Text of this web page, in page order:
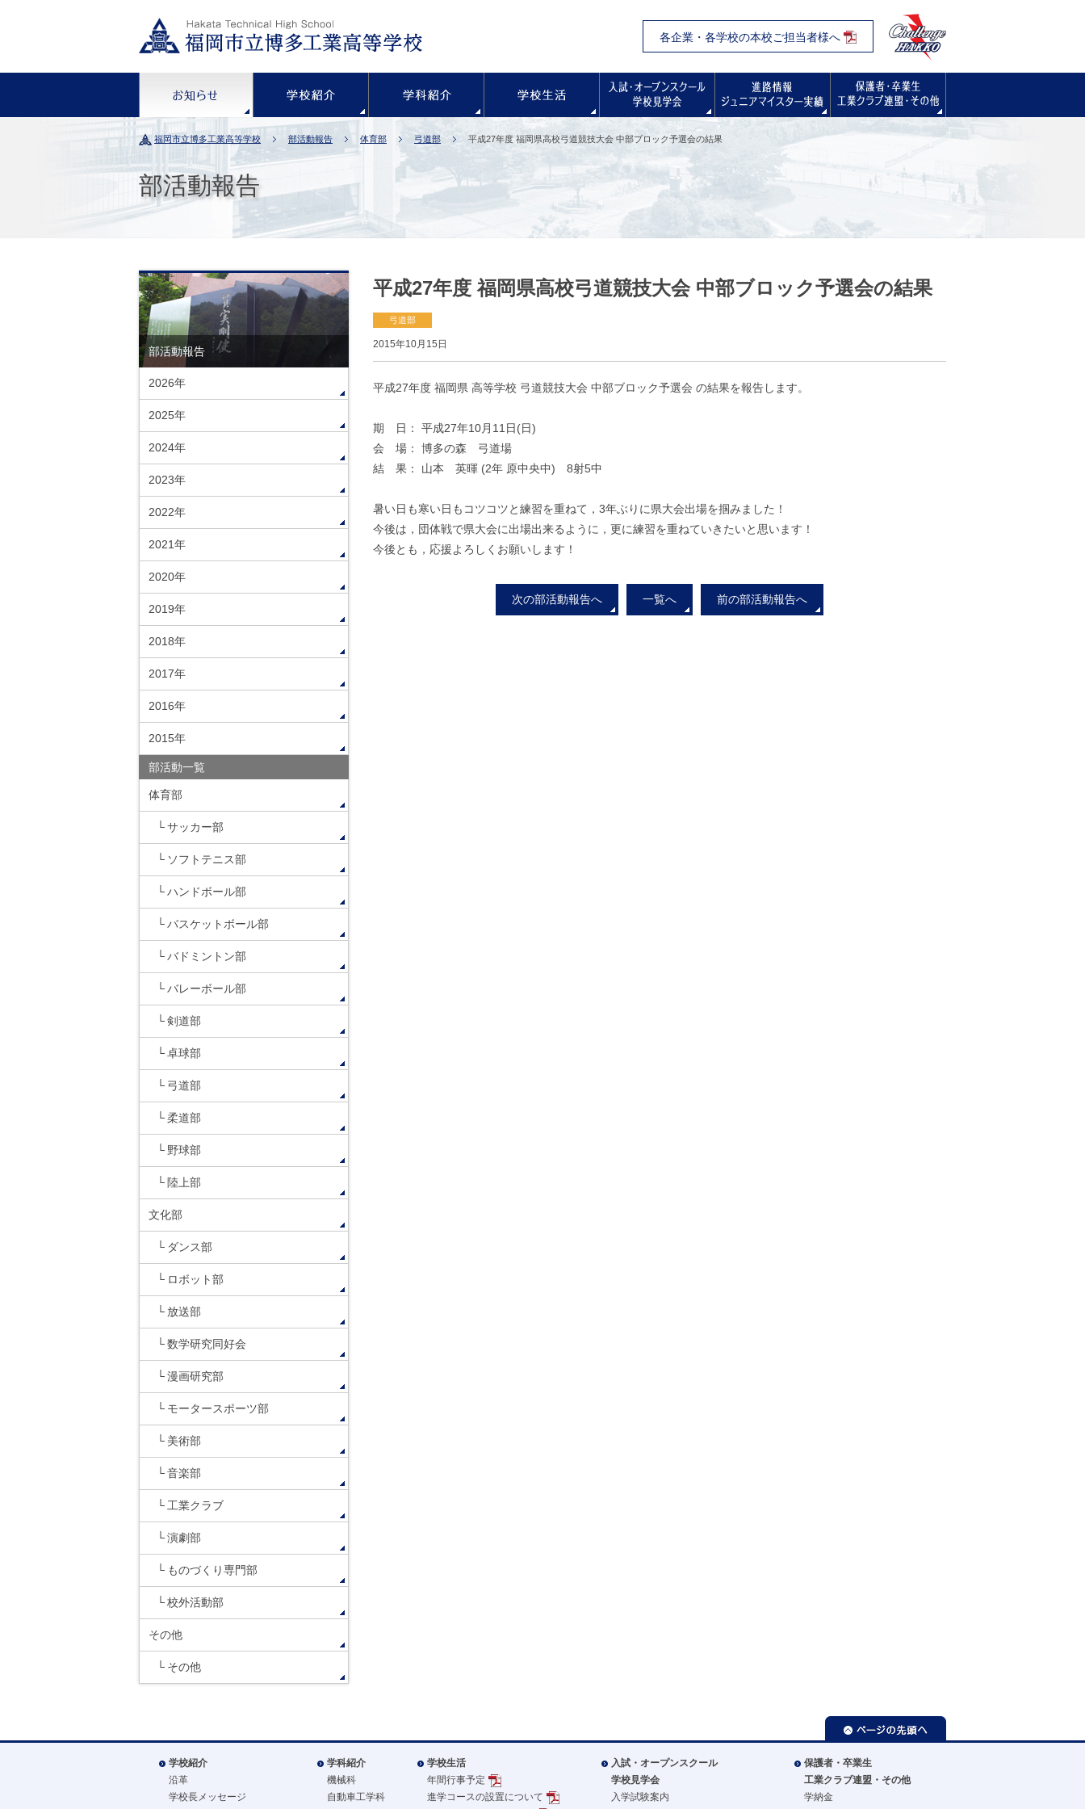
各企業・各学校の本校ご担当者様へ
学校生活 入試・オープンスクール・学校見学会
進路情報
福岡市立博多工業高等学校 部活動報告 体育部 弓道部 平成27年度 福岡県高校弓道競技大会 中部ブロック予選会の結果
部活動報告
平成27年度 福岡県高校弓道競技大会 中部ブロック予選会の結果
弓道部
2015年10月15日
平成27年度 福岡県 高等学校 弓道競技大会 中部ブロック予選会 の結果を報告します。
期 日： 平成27年10月11日(日)
会 場： 博多の森 弓道場
結 果： 山本 英暉 (2年 原中央中) 8射5中
暑い日も寒い日もコツコツと練習を重ねて，3年ぶりに県大会出場を掴みました！
今後は，団体戦で県大会に出場出来るように，更に練習を重ねていきたいと思います！
今後とも，応援よろしくお願いします！
次の部活動報告へ 一覧へ 前の部活動報告へ
部活動報告
2026年
2025年
2024年
2023年
2022年
2021年
2020年
2019年
2018年
2017年
2016年
2015年
部活動一覧
体育部
サッカー部
ソフトテニス部
ハンドボール部
バスケットボール部
バドミントン部
バレーボール部
剣道部
卓球部
弓道部
柔道部
野球部
陸上部
文化部
ダンス部
ロボット部
放送部
数学研究同好会
漫画研究部
モータースポーツ部
美術部
音楽部
工業クラブ
演劇部
ものづくり専門部
校外活動部
その他
その他
学校紹介
沿革
学校長メッセージ
学科紹介
機械科
自動車工学科
学校生活
年間行事予定
進学コースの設置について
入試・オープンスクール
学校見学会
入学試験案内
保護者・卒業生
工業クラブ連盟・その他
学納金